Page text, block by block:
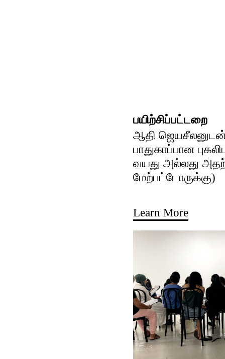
பயிற்சிப்பட்டறை
ஆதி
பாதுகாப்பான
வயது அல்லது
மேற்பட்டோருக்கு)
Learn More